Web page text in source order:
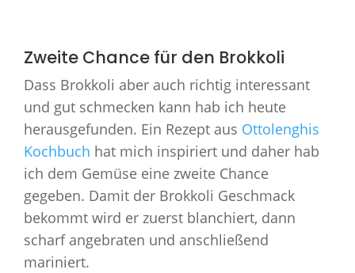
Zweite Chance für den Brokkoli
Dass Brokkoli aber auch richtig interessant
und gut schmecken kann hab ich heute
herausgefunden. Ein Rezept aus Ottolenghis
Kochbuch hat mich inspiriert und daher hab
ich dem Gemüse eine zweite Chance
gegeben. Damit der Brokkoli Geschmack
bekommt wird er zuerst blanchiert, dann
scharf angebraten und anschließend
mariniert.